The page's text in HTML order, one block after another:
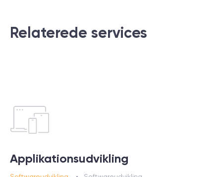
Relaterede services
Applikationsudvikling